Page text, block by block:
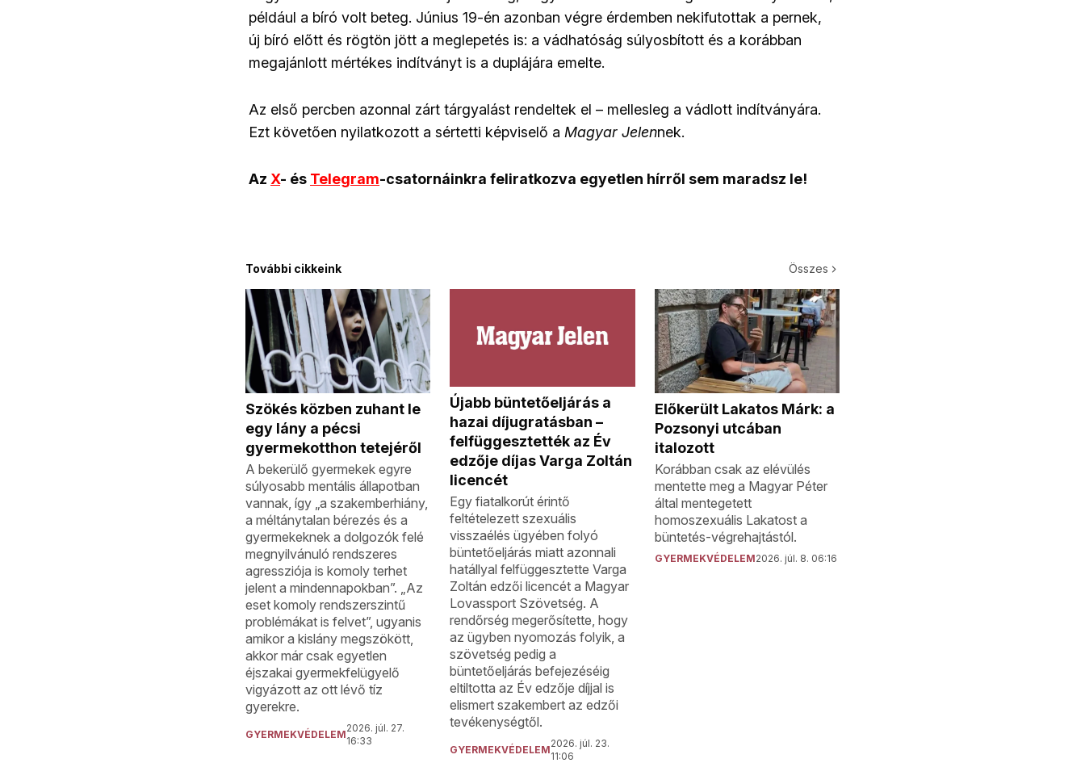
például a bíró volt beteg. Június 19-én azonban végre érdemben nekifutottak a pernek,
új bíró előtt és rögtön jött a meglepetés is: a vádhatóság súlyosbított és a korábban
megajánlott mértékes indítványt is a duplájára emelte.
Az első percben azonnal zárt tárgyalást rendeltek el – mellesleg a vádlott indítványára.
Ezt követően nyilatkozott a sértetti képviselő a Magyar Jelennek.
Az X- és Telegram-csatornáinkra feliratkozva egyetlen hírről sem maradsz le!
További cikkeink Összes
Szökés közben zuhant le
egy lány a pécsi
gyermekotthon tetejéről
A bekerülő gyermekek egyre
súlyosabb mentális állapotban
vannak, így „a szakemberhiány,
a méltánytalan bérezés és a
gyermekeknek a dolgozók felé
megnyilvánuló rendszeres
agressziója is komoly terhet
jelent a mindennapokban”. „Az
eset komoly rendszerszintű
problémákat is felvet”, ugyanis
amikor a kislány megszökött,
akkor már csak egyetlen
éjszakai gyermekfelügyelő
vigyázott az ott lévő tíz
gyerekre.
GYERMEKVÉDELEM
2026. júl. 27.
16:33
Újabb büntetőeljárás a
hazai díjugratásban –
felfüggesztették az Év
edzője díjas Varga Zoltán
licencét
Egy fiatalkorút érintő
feltételezett szexuális
visszaélés ügyében folyó
büntetőeljárás miatt azonnali
hatállyal felfüggesztette Varga
Zoltán edzői licencét a Magyar
Lovassport Szövetség. A
rendőrség megerősítette, hogy
az ügyben nyomozás folyik, a
szövetség pedig a
büntetőeljárás befejezéséig
eltiltotta az Év edzője díjjal is
elismert szakembert az edzői
tevékenységtől.
GYERMEKVÉDELEM
2026. júl. 23.
11:06
Előkerült Lakatos Márk: a
Pozsonyi utcában
italozott
Korábban csak az elévülés
mentette meg a Magyar Péter
által mentegetett
homoszexuális Lakatost a
büntetés-végrehajtástól.
GYERMEKVÉDELEM2026. júl. 8. 06:16